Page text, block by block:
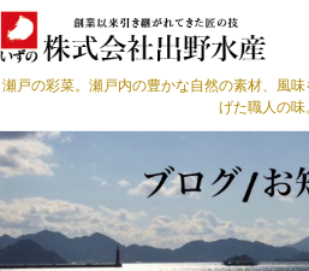
瀬戸の彩菜。瀬戸内の豊かな自然の素材、風
げた職人の味